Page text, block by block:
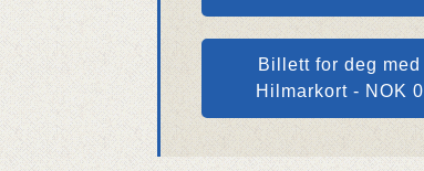
Billett for deg med
Hilmarkort - NOK 0